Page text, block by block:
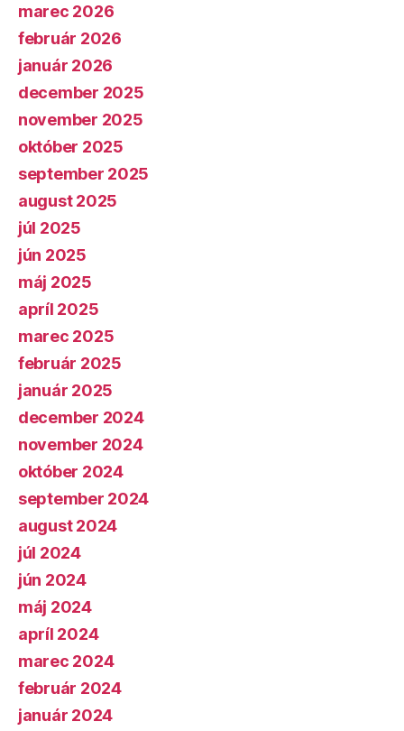
marec 2026
február 2026
január 2026
december 2025
november 2025
október 2025
september 2025
august 2025
júl 2025
jún 2025
máj 2025
apríl 2025
marec 2025
február 2025
január 2025
december 2024
november 2024
október 2024
september 2024
august 2024
júl 2024
jún 2024
máj 2024
apríl 2024
marec 2024
február 2024
január 2024